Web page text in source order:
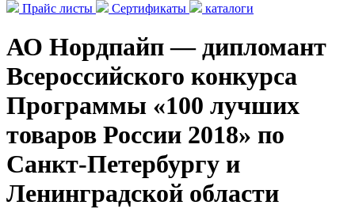
Прайс листы
Сертификаты каталоги
АО Нордпайп — дипломант
Всероссийского конкурса
Программы «100 лучших
товаров России 2018» по
Санкт-Петербургу и
Ленинградской области